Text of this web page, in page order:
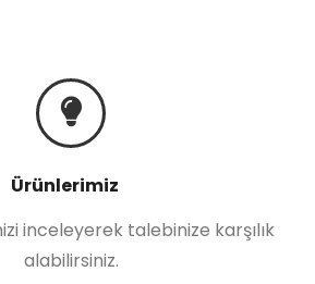
Ürünlerimiz
inceleyerek talebinize karşılık
alabilirsiniz.